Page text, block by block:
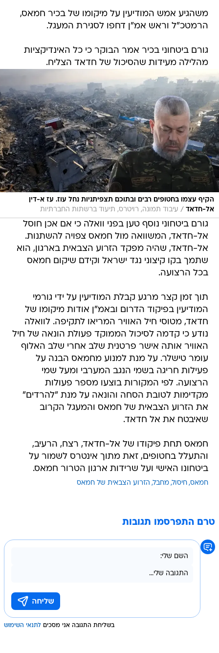
משהגיע אמש המודיעין על מיקומו של בכיר חמאס,
הרמטכ"ל וראש אמ"ן דחפו לסגירת המעגל.
גורם ביטחוני בכיר אמר הבוקר כי כל האינדיקציות
מהלילה מעידות שהסיכול של חדאד הצליח.
הקיף עצמו בחטופים רבים ובתוכם תצפיתניות נחל עוז. עז א-דין
אל-חדאד / עיבוד תמונה, רויטרס, תיעוד ברשתות החברתיות
גורם ביטחוני נוסף טען בפני וואלה כי אם אכן חוסל
אל-חדאד, המשוואה מול חמאס צפויה להשתנות.
אל-חדאד, שהיה מפקד הזרוע הצבאית בארגון, הוא
שתמך בקו קיצוני נגד ישראל וקידם שיקום חמאס
בכל הרצועה.
תוך זמן קצר מרגע קבלת המודיעין על ידי גורמי
המודיעין בפיקוד הדרום ובאמ"ן אודות מיקומו של
חדאד, מטוסי חיל האוויר המריאו לתקיפה. לוואלה
נודע כי קדמה לסיכול הממוקד פעולת הונאה של חיל
האוויר אותה אישר פרטנית שלב אחרי שלב האלוף
עומר טישלר. על מנת למנוע מחמאס הבנה על
פעילות חריגה בשמי הנגב המערבי ומעל שמי
הרצועה. לפי המקורות בוצעו מספר פעולות
מקדימות לטובת הסחה והונאה על מנת "להרדים"
את הזרוע הצבאית של חמאס והמעגל הקרוב
שאיבטח את אל חדאד.
חמאס תחת פיקודו של אל-חדאד, רצח, הרעיב,
והתעלל בחטופים, זאת מתוך אינטרס לשמור על
ביטחונו האישי ועל שרידות ארגון הטרור חמאס.
חמאס חיסול מחבל הזרוע הצבאית של חמאס
טרם התפרסמו תגובות
בשליחת התגובה אני מסכים לתנאי השימוש